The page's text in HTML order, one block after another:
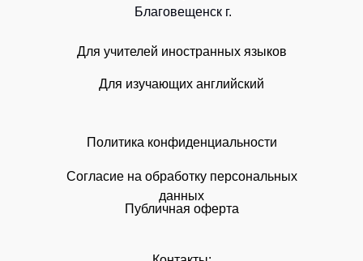
Политика конфиденциальности
Публичная оферта
Для изучающих английский
Для учителей иностранных языков
Благовещенск г.
Согласие на обработку персональных
данных